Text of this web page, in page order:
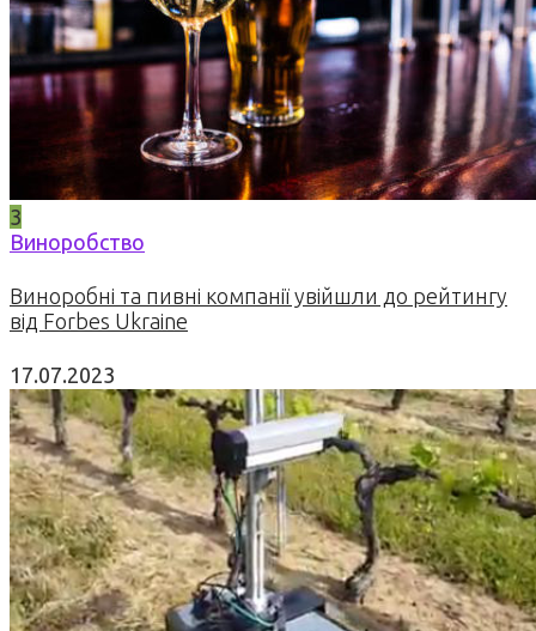
3
Виноробство
Виноробні та пивні компанії увійшли до рейтингу
від Forbes Ukraine
17.07.2023